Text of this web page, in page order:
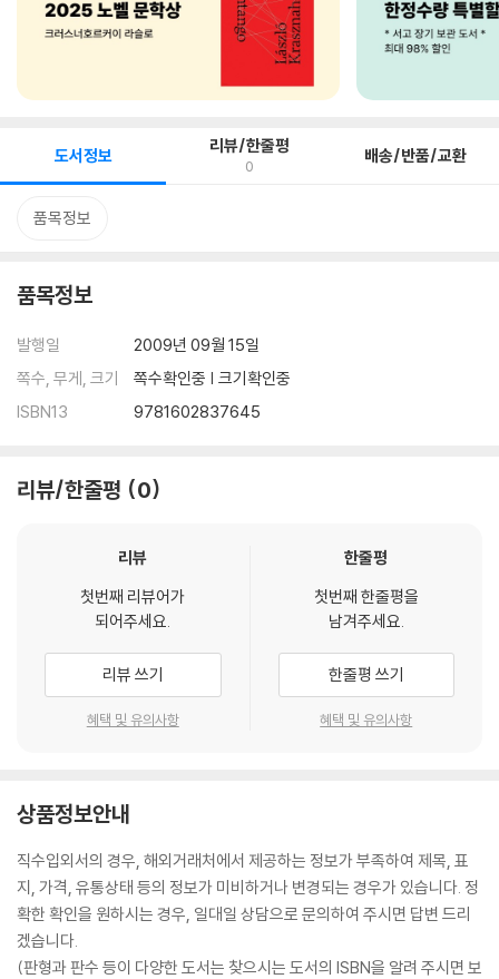
도서정보 리뷰/한줄평
0 배송/반품/교환
품목정보
품목정보
발행일
2009년 09월 15일
쪽수, 무게, 크기
쪽수확인중 | 크기확인중
ISBN13
9781602837645
리뷰/한줄평 0
리뷰
첫번째 리뷰어가
되어주세요.
리뷰 쓰기
혜택 및 유의사항
한줄평
첫번째 한줄평을
남겨주세요.
한줄평 쓰기
혜택 및 유의사항
상품정보안내
직수입외서의 경우, 해외거래처에서 제공하는 정보가 부족하여 제목, 표
지, 가격, 유통상태 등의 정보가 미비하거나 변경되는 경우가 있습니다. 정
확한 확인을 원하시는 경우, 일대일 상담으로 문의하여 주시면 답변 드리
겠습니다.
(판형과 판수 등이 다양한 도서는 찾으시는 도서의 ISBN을 알려 주시면 보